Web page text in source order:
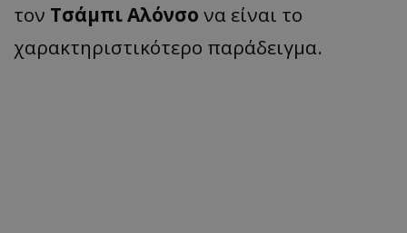
τον Τσάμπι Αλόνσο να είναι το
χαρακτηριστικότερο παράδειγμα.